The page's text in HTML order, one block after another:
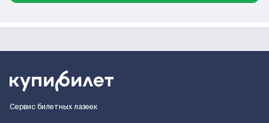
Сервис билетных лазеек